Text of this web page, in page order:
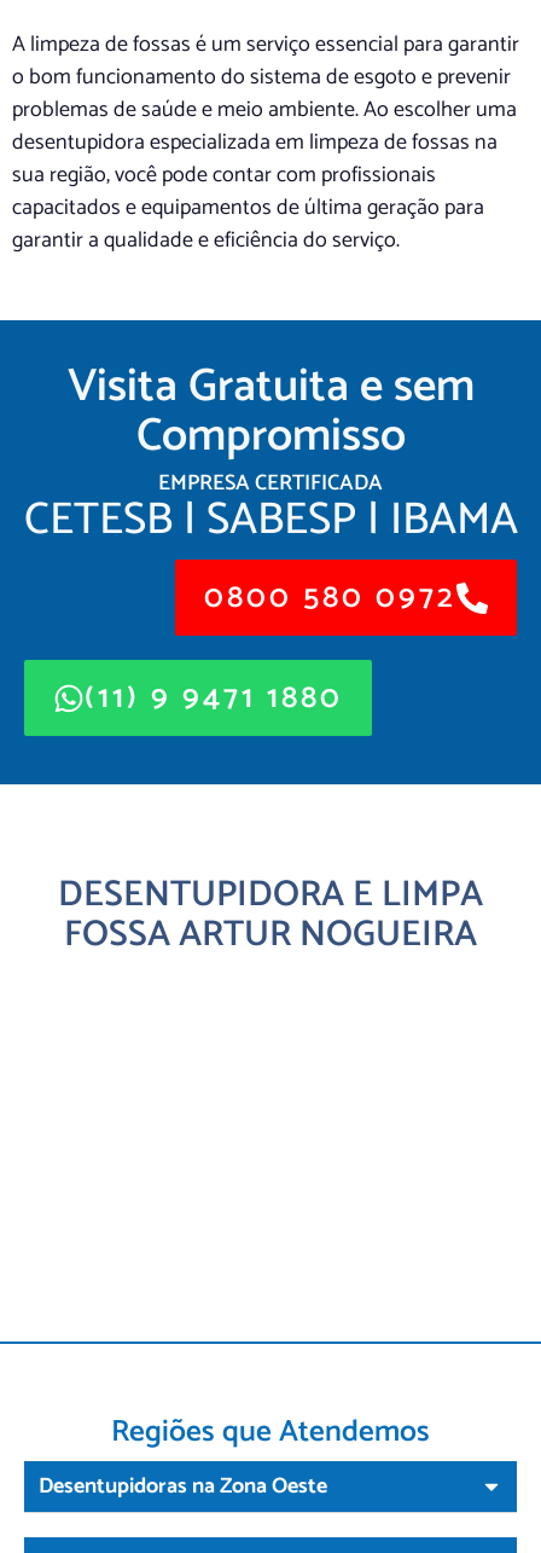
A limpeza de fossas é um serviço essencial para garantir
o bom funcionamento do sistema de esgoto e prevenir
problemas de saúde e meio ambiente. Ao escolher uma
desentupidora especializada em limpeza de fossas na
sua região, você pode contar com profissionais
capacitados e equipamentos de última geração para
garantir a qualidade e eficiência do serviço.
Visita Gratuita e sem
Compromisso
EMPRESA CERTIFICADA
CETESB | SABESP | IBAMA
0800 580 0972
(11) 9 9471 1880
DESENTUPIDORA E LIMPA
FOSSA ARTUR NOGUEIRA
Regiões que Atendemos
Desentupidoras na Zona Oeste